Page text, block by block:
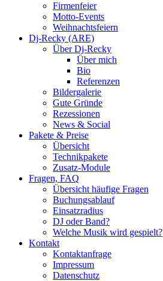
Firmenfeier
Motto-Events
Weihnachtsfeiern
Dj-Recky (ARE)
Über Dj-Recky
Über mich
Bio
Referenzen
Bildergalerie
Gute Gründe
Rezessionen
News & Social
Pakete & Preise
Übersicht
Technikpakete
Zusatz-Module
Fragen, FAQ
Übersicht häufige Fragen
Buchungsablauf
Einsatzradius
DJ oder Band?
Welche Musik wird gespielt?
Kontakt
Kontaktanfrage
Impressum
Datenschutz